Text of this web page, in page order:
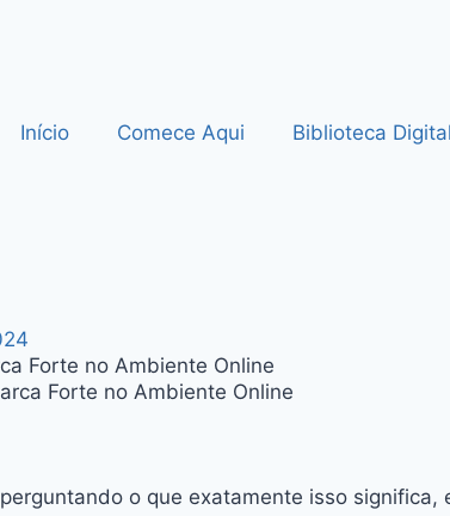
Início Comece Aqui Biblioteca Digital
Forte no Ambiente Online
o que exatamente isso